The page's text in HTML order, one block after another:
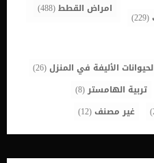
(229)
امراض القطط(488)
الأليفة في المنزل(26)
تربية الهامستر(8)
غير مصنف(12)